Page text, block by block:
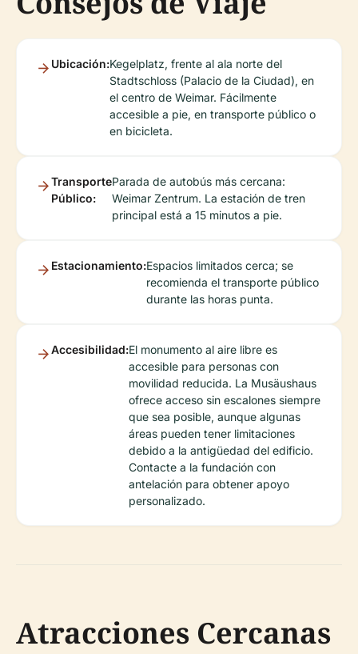
Ubicación:Kegelplatz, frente al ala norte del
Stadtschloss (Palacio de la Ciudad), en
el centro de Weimar. Fácilmente
accesible a pie, en transporte público o
en bicicleta.
Transporte
Público:
Parada de autobús más cercana:
Weimar Zentrum. La estación de tren
principal está a 15 minutos a pie.
Estacionamiento:Espacios limitados cerca; se
recomienda el transporte público
durante las horas punta.
Accesibilidad:El monumento al aire libre es
accesible para personas con
movilidad reducida. La Musäushaus
ofrece acceso sin escalones siempre
que sea posible, aunque algunas
áreas pueden tener limitaciones
debido a la antigüedad del edificio.
Contacte a la fundación con
antelación para obtener apoyo
personalizado.
Atracciones Cercanas